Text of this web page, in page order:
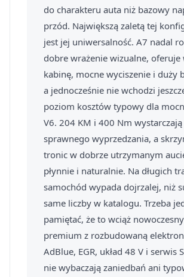
do charakteru auta niż bazowy
przód. Największą zaletą tej
jest jej uniwersalność. A7 nadal
dobre wrażenie wizualne, oferuje
kabinę, mocne wyciszenie i duży
a jednocześnie nie wchodzi
poziom kosztów typowy dla
V6. 204 KM i 400 Nm
sprawnego wyprzedzania, a
tronic w dobrze utrzymanym
płynnie i naturalnie. Na długich
samochód wypada dojrzalej, niż
same liczby w katalogu. Trzeba
pamiętać, że to wciąż
premium z rozbudowaną
AdBlue, EGR, układ 48 V i serwis
nie wybaczają zaniedbań ani